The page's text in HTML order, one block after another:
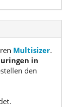
Multisizer.
in
den